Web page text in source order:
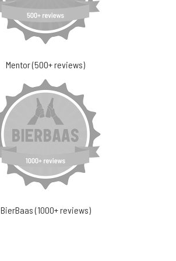
Mentor (500+ reviews)
BierBaas (1000+ reviews)